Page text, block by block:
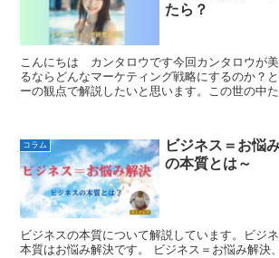
たら？
こんにちは カンタロウです今回カンタロウが
るならどんなマーケティング戦略にするのか？
ーの観点で解説したいと思います。この世の中
コラム
ビジネス＝お悩
の本質とは～
ビジネスの本質について解説しています。ビジ
本質はお悩み解決です。 ビジネス＝お悩み解決